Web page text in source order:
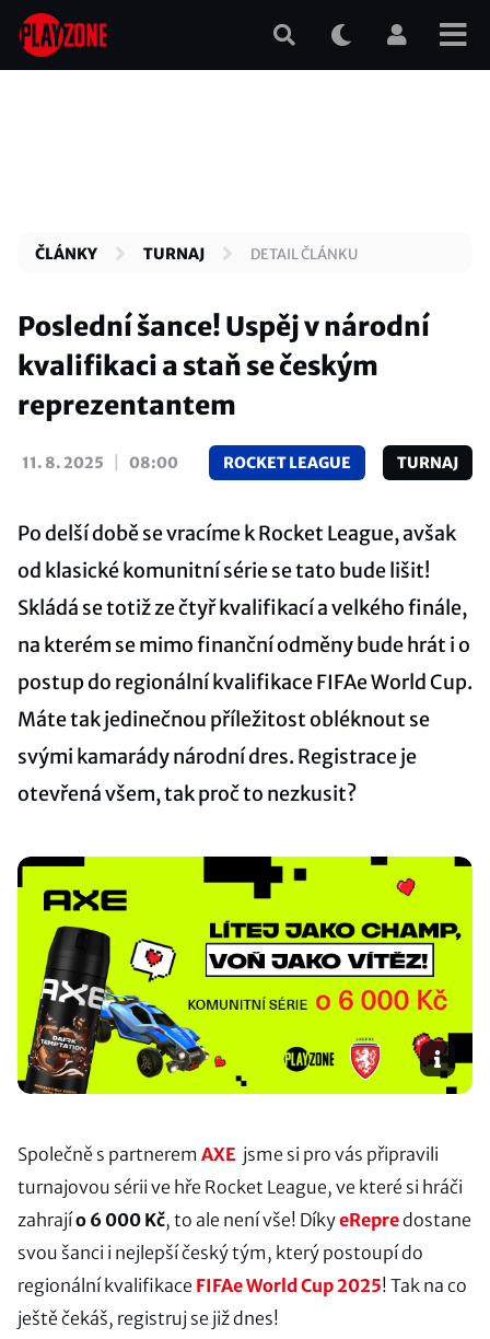
Přejít
hlavnímu
ČLÁNKY TURNAJ DETAIL ČLÁNKU
Poslední šance! Uspěj v národní
kvalifikaci a staň se českým
reprezentantem
11. 8. 2025 08:00 ROCKET LEAGUE TURNAJ
Po delší době se vracíme k Rocket League, avšak
od klasické komunitní série se tato bude lišit!
Skládá se totiž ze čtyř kvalifikací a velkého finále,
na kterém se mimo finanční odměny bude hrát i o
postup do regionální kvalifikace FIFAe World Cup.
Máte tak jedinečnou příležitost obléknout se
svými kamarády národní dres. Registrace je
otevřená všem, tak proč to nezkusit?
Společně s partnerem AXE jsme si pro vás připravili
turnajovou sérii ve hře Rocket League, ve které si hráči
zahrajío 6 000 Kč, to ale není vše! DíkyeRepredostane
svou šanci i nejlepší český tým, který postoupí do
regionální kvalifikace FIFAe World Cup 2025! Tak na co
ještě čekáš, registruj se již dnes!